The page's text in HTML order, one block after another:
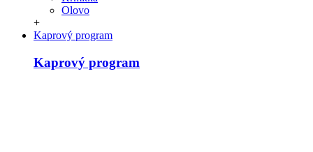
Olovo
+
Kaprový program
Kaprový program